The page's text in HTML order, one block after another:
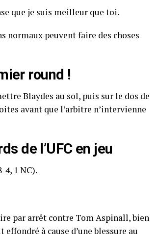
que je suis meilleur que toi.
normaux peuvent faire des choses
round !
Blaydes au sol, puis sur le dos de
avant que l’arbitre n’intervienne
de l’UFC en jeu
1 NC).
par arrêt contre Tom Aspinall, bien
à cause d’une blessure au